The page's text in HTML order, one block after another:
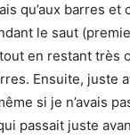
qu’aux barres et
le saut
en restant très
Ensuite, juste
si je n’avais
passait juste